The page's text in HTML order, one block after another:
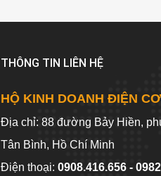
THÔNG TIN LIÊN HỆ
HỘ KINH DOANH ĐIỆN
Địa chỉ: 88 đường Bảy Hiền,
Tân Bình, Hồ Chí Minh
Điện thoại:0908.416.656 -